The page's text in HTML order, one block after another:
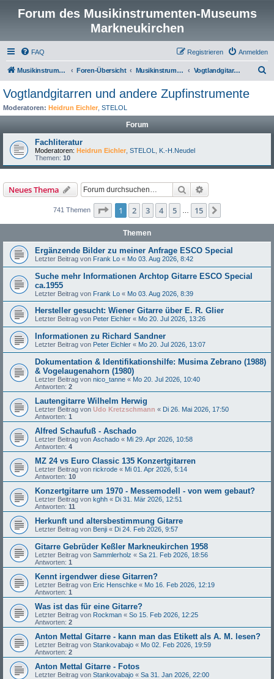
Forum des Musikinstrumenten-Museums
Markneukirchen
FAQ Anmelden
Registrieren
Musikinstrumenten-Museum Foren-Übersicht Musikinstrumentenmuseum Markneukirchen Vogtlandgitarren und andere Zupfinstrumente
Vogtlandgitarren und andere Zupfinstrumente
Moderatoren: Heidrun Eichler STELOL
Forum
Fachliteratur
Moderatoren: Heidrun Eichler STELOL
K.-H.Neudel
Themen: 10
Neues Thema Suche
741 Themen Seite 1von 15
1 2 3 4 5 15
Themen
Ergänzende Bilder zu meiner Anfrage ESCO Special
Letzter Beitrag von Frank Lo « Mo 03. Aug 2026, 8:42
Suche mehr Informationen Archtop Gitarre ESCO Special
ca.1955
Letzter Beitrag von Frank Lo « Mo 03. Aug 2026, 8:39
Hersteller gesucht: Wiener Gitarre über E. R. Glier
Letzter Beitrag von Peter Eichler « Mo 20. Jul 2026, 13:26
Informationen zu Richard Sandner
Letzter Beitrag von Peter Eichler « Mo 20. Jul 2026, 13:07
Dokumentation & Identifikationshilfe: Musima Zebrano (1988)
& Vogelaugenahorn (1980)
Letzter Beitrag von nico_tanne « Mo 20. Jul 2026, 10:40
Antworten: 2
Lautengitarre Wilhelm Herwig
Letzter Beitrag von Udo Kretzschmann « Di 26. Mai 2026, 17:50
Antworten: 1
Alfred Schaufuß - Aschado
Letzter Beitrag von Aschado « Mi 29. Apr 2026, 10:58
Antworten: 4
MZ 24 vs Euro Classic 135 Konzertgitarren
Letzter Beitrag von rickrode « Mi 01. Apr 2026, 5:14
Antworten: 10
Konzertgitarre um 1970 - Messemodell - von wem gebaut?
Letzter Beitrag von kghh « Di 31. Mär 2026, 12:51
Antworten: 11
Herkunft und altersbestimmung Gitarre
Letzter Beitrag von Benji « Di 24. Feb 2026, 9:57
Gitarre Gebrüder Keßler Markneukirchen 1958
Letzter Beitrag von Sammlerholz « Sa 21. Feb 2026, 18:56
Antworten: 1
Kennt irgendwer diese Gitarren?
Letzter Beitrag von Eric Henschke « Mo 16. Feb 2026, 12:19
Antworten: 1
Was ist das für eine Gitarre?
Letzter Beitrag von Rockman « So 15. Feb 2026, 12:25
Antworten: 2
Anton Mettal Gitarre - kann man das Etikett als A. M. lesen?
Letzter Beitrag von Stankovabajo « Mo 02. Feb 2026, 19:59
Antworten: 2
Anton Mettal Gitarre - Fotos
Letzter Beitrag von Stankovabajo « Sa 31. Jan 2026, 22:00